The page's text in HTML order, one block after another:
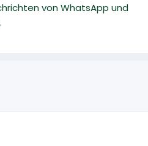
von WhatsApp und